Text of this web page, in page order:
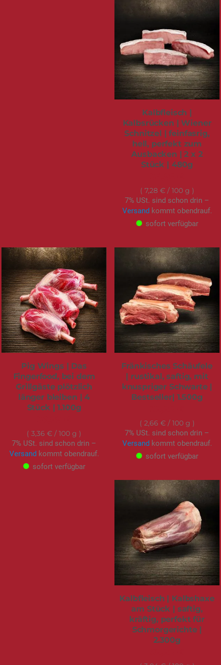
Kalbfleisch |
Kalbsrücken | Wiener
Schnitzel | feinfasrig,
hell, perfekt zum
Ausbacken | 2 x 2
Stück | 480g
7,28 €/ 100 g
7% USt. sind schon drin –
Versandkommt obendrauf.
sofort verfügbar
Pig Wings | Das
Fingerfood, bei dem
Grillgäste plötzlich
länger bleiben | 4
Stück | 1.100g
3,36 € / 100 g
7% USt. sind schon drin –
Versandkommt obendrauf.
sofort verfügbar
Fränkisches Schäufele
| rustikal, saftig, mit
knuspriger Schwarte |
Bestseller| 1.500g
2,66 €/ 100 g
7% USt. sind schon drin –
Versandkommt obendrauf.
sofort verfügbar
Kalbfleisch | Kalbshaxe
am Stück | saftig,
kräftig, perfekt für
Schmorgerichte |
2.300g